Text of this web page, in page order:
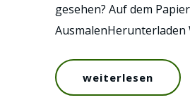
gesehen? Auf dem
AusmalenHerunterladen
weiterlesen